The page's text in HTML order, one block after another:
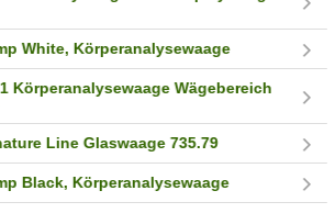
White, Körperanalysewaage
Körperanalysewaage Wägebereich
Line Glaswaage 735.79
Black, Körperanalysewaage